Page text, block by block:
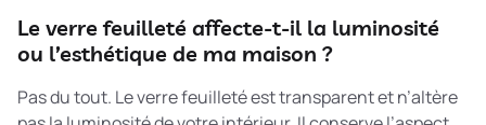
Le verre feuilleté affecte-t-il la luminosité
ou l’esthétique de ma maison ?
Pas du tout. Le verre feuilleté est transparent et n’altère